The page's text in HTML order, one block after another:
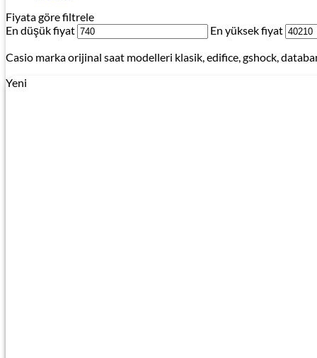
Fiyata göre filtrele
En düşük fiyat
En yüksek fiyat
Casio marka orijinal saat modelleri klasik, edifice, gshock,
Yeni